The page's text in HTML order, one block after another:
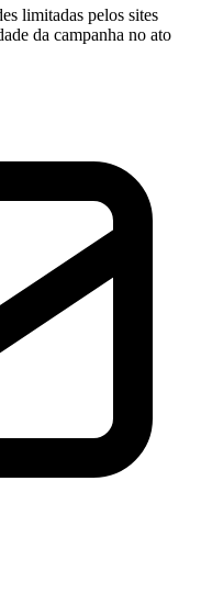
limitadas pelos sites
da campanha no ato